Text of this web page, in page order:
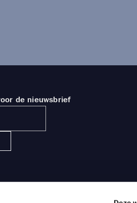
de nieuwsbrief